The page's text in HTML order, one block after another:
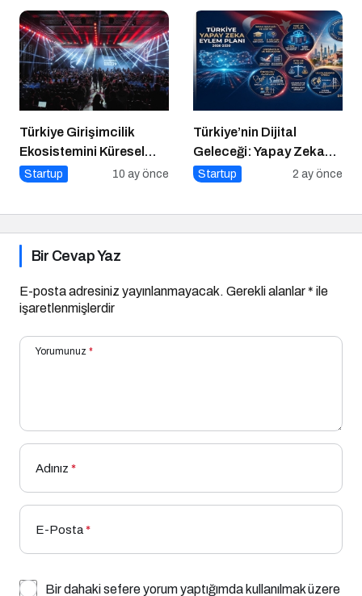
Türkiye Girişimcilik
Ekosistemini Küresel
Sahneye Taşıyan
Startup 10 ay önce
Türkiye’nin Dijital
Geleceği: Yapay Zeka
Çağında “BİLGE”
Startup 2 ay önce
Bir Cevap Yaz
E-posta adresiniz yayınlanmayacak. Gerekli alanlar* ile
işaretlenmişlerdir
Yorumunuz *
Adınız *
E-Posta*
Bir dahaki sefere yorum yaptığımda kullanılmak üzere